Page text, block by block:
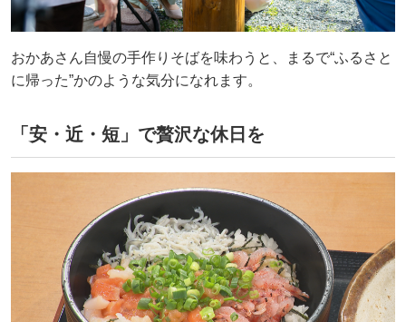
おかあさん自慢の手作りそばを味わうと、まるで“ふるさと
に帰った”かのような気分になれます。
「安・近・短」で贅沢な休日を